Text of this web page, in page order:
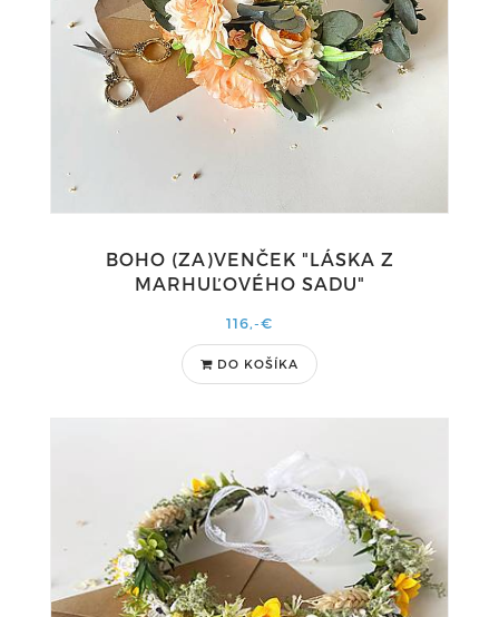
BOHO (ZA)VENČEK "LÁSKA Z
MARHUĽOVÉHO SADU"
116,-€
DO KOŠÍKA